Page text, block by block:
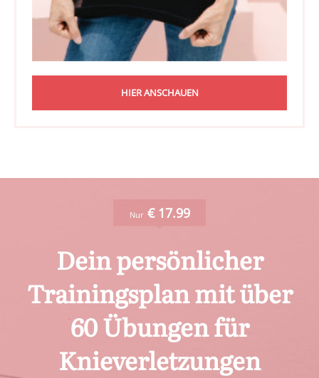
HIER ANSCHAUEN
Nur € 17.99
Dein persönlicher
Trainingsplan mit über
60 Übungen für
Knieverletzungen